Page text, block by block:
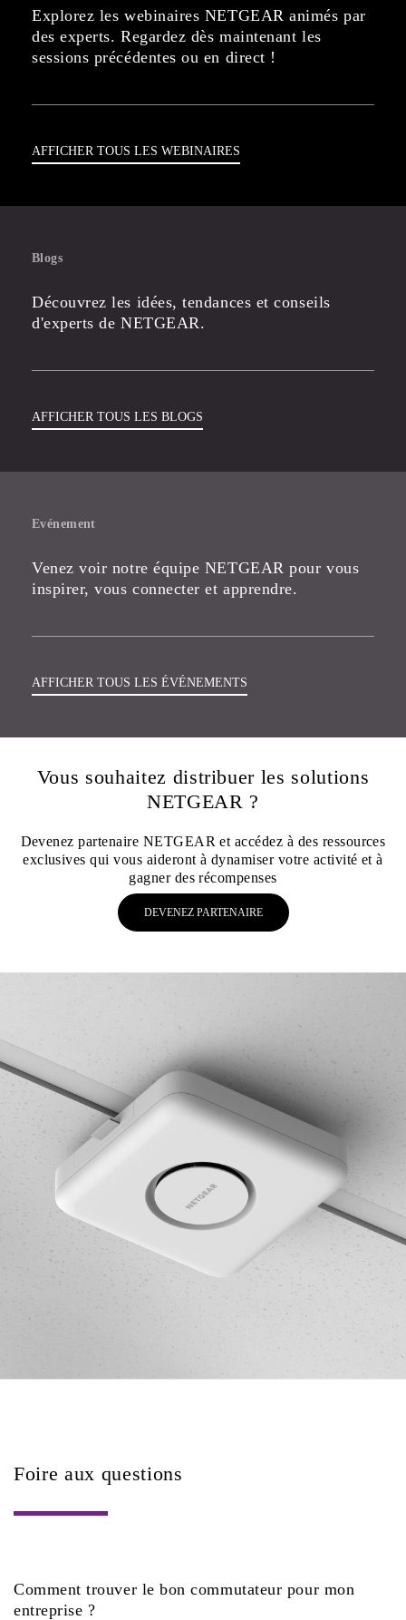
Explorez les webinaires NETGEAR animés par
des experts. Regardez dès maintenant les
sessions précédentes ou en direct !
AFFICHER TOUS LES WEBINAIRES
Blogs
Découvrez les idées, tendances et conseils
d'experts de NETGEAR.
AFFICHER TOUS LES BLOGS
Evénement
Venez voir notre équipe NETGEAR pour vous
inspirer, vous connecter et apprendre.
AFFICHER TOUS LES ÉVÉNEMENTS
Vous souhaitez distribuer les solutions
NETGEAR ?
Devenez partenaire NETGEAR et accédez à des ressources
exclusives qui vous aideront à dynamiser votre activité et à
gagner des récompenses
DEVENEZ PARTENAIRE
Foire aux questions
Comment trouver le bon commutateur pour mon
entreprise ?